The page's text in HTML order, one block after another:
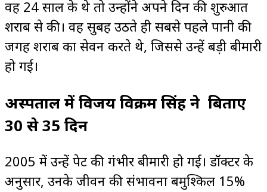
वह 24 साल के थे तो उन्होंने अपने दिन की शुरुआत
शराब से की। वह सुबह उठते ही सबसे पहले पानी की
जगह शराब का सेवन करते थे, जिससे उन्हें बड़ी बीमारी
हो गई।
अस्पताल में विजय विक्रम सिंह ने बिताए
30 से 35 दिन
2005 में उन्हें पेट की गंभीर बीमारी हो गई। डॉक्टर के
अनुसार, उनके जीवन की संभावना बमुश्किल 15%